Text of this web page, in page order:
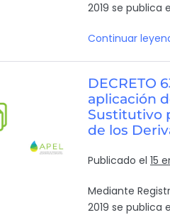
2019 se publica
Continuar
DECRETO
aplicación
Sustitutivo
de los
Publicado el 15
Mediante
2019 se publica